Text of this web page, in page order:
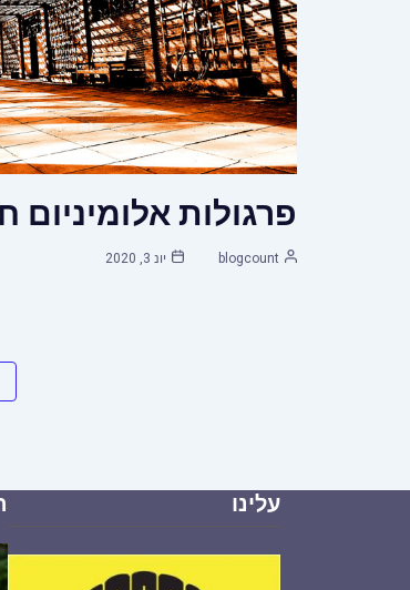
פרגולות אלומיניום
blogcount יונ 3, 2020
עלינו